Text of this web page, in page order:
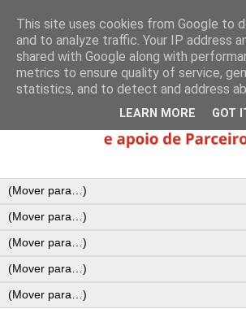
This site uses cookies from Google to
and to analyze traffic. Your IP address
shared with Google along with
metrics to ensure quality of service,
statistics, and to detect and address
LEARN MORE GOT